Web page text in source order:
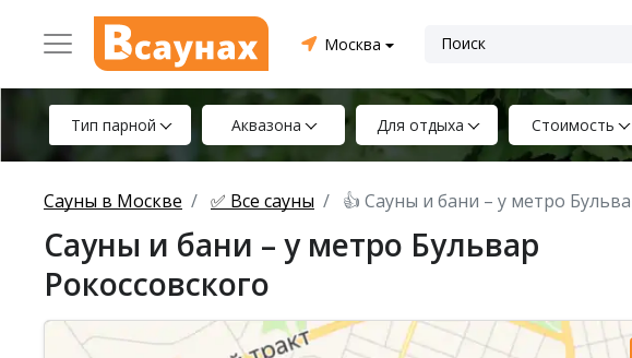
Москва
Тип парной Аквазона Для отдыха Стоимость
Сауны в Москве ✅ Все сауны 👍 Сауны и бани – у метро
Сауны и бани – у метро Бульвар
Рокоссовского